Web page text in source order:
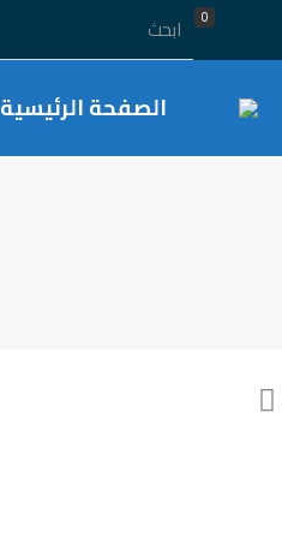
0
الصفحة الرئيسية